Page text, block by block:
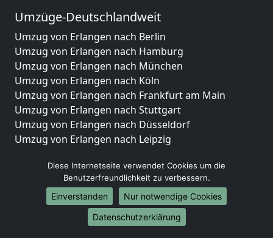
Umzüge-Deutschlandweit
Umzug von Erlangen nach Berlin
Umzug von Erlangen nach Hamburg
Umzug von Erlangen nach München
Umzug von Erlangen nach Köln
Umzug von Erlangen nach Frankfurt am Main
Umzug von Erlangen nach Stuttgart
Umzug von Erlangen nach Düsseldorf
Umzug von Erlangen nach Leipzig
Umzug von Erlangen nach Essen
Umzug von Erlangen nach Bremen
Umzug von Erlangen nach Dresden
Umzug von Erlangen nach Hannover
Umzug von Erlangen nach Nürnberg
Diese Internetseite verwendet Cookies um die
Benutzerfreundlichkeit zu verbessern.
Einverstanden
Nur notwendige Cookies
Datenschutzerklärung